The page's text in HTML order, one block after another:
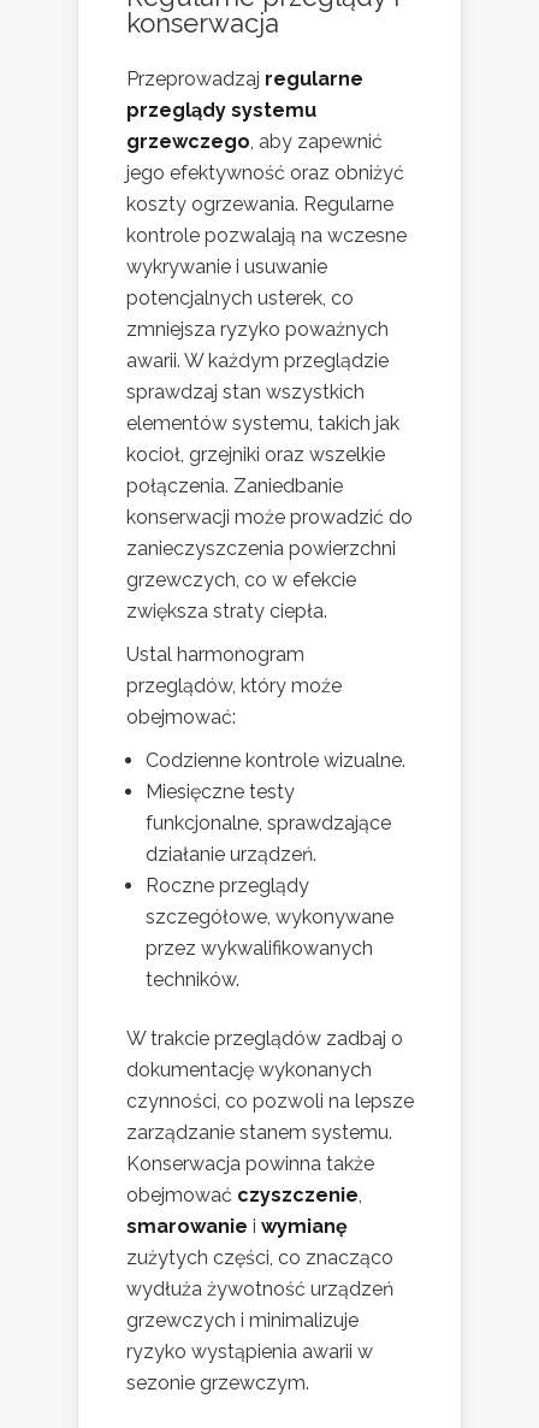
konserwacja
Przeprowadzaj regularne
przeglądy systemu
grzewczego, aby zapewnić
jego efektywność oraz obniżyć
koszty ogrzewania. Regularne
kontrole pozwalają na wczesne
wykrywanie i usuwanie
potencjalnych usterek, co
zmniejsza ryzyko poważnych
awarii. W każdym przeglądzie
sprawdzaj stan wszystkich
elementów systemu, takich jak
kocioł, grzejniki oraz wszelkie
połączenia. Zaniedbanie
konserwacji może prowadzić do
zanieczyszczenia powierzchni
grzewczych, co w efekcie
zwiększa straty ciepła.
Ustal harmonogram
przeglądów, który może
obejmować:
Codzienne kontrole wizualne.
Miesięczne testy
funkcjonalne, sprawdzające
działanie urządzeń.
Roczne przeglądy
szczegółowe, wykonywane
przez wykwalifikowanych
techników.
W trakcie przeglądów zadbaj o
dokumentację wykonanych
czynności, co pozwoli na lepsze
zarządzanie stanem systemu.
Konserwacja powinna także
obejmować czyszczenie,
smarowanie i wymianę
zużytych części, co znacząco
wydłuża żywotność urządzeń
grzewczych i minimalizuje
ryzyko wystąpienia awarii w
sezonie grzewczym.